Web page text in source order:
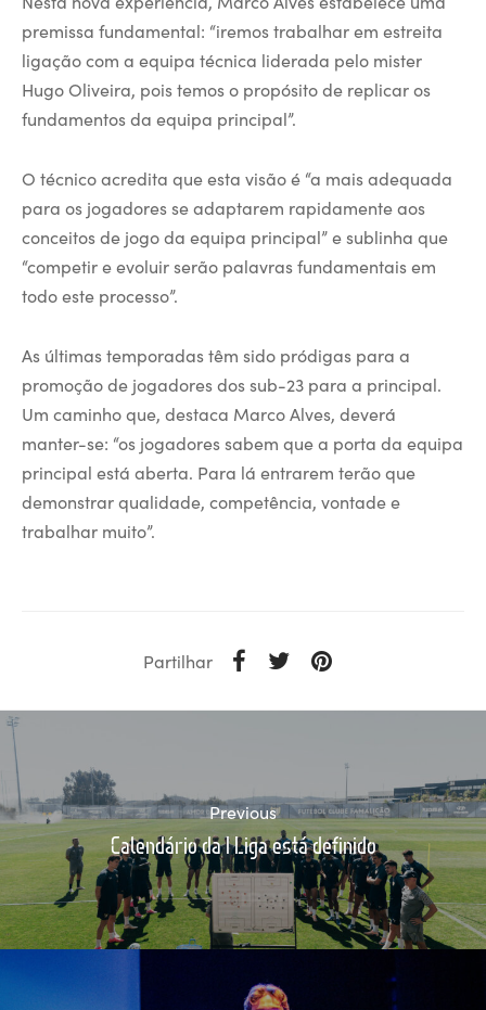
premissa fundamental: “iremos trabalhar em estreita
ligação com a equipa técnica liderada pelo mister
Hugo Oliveira, pois temos o propósito de replicar os
fundamentos da equipa principal”.
O técnico acredita que esta visão é “a mais adequada
para os jogadores se adaptarem rapidamente aos
conceitos de jogo da equipa principal” e sublinha que
“competir e evoluir serão palavras fundamentais em
todo este processo”.
As últimas temporadas têm sido pródigas para a
promoção de jogadores dos sub-23 para a principal.
Um caminho que, destaca Marco Alves, deverá
manter-se: “os jogadores sabem que a porta da equipa
principal está aberta. Para lá entrarem terão que
demonstrar qualidade, competência, vontade e
trabalhar muito”.
Partilhar
Previous
Calendário da I Liga está definido